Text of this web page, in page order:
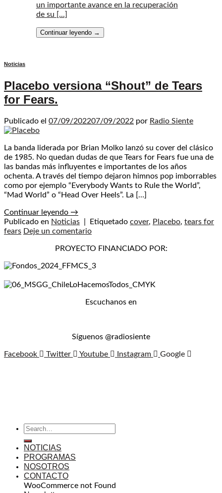
un importante avance en la recuperación
de su [...]
Continuar leyendo →
Noticias
Placebo versiona “Shout” de Tears
for Fears.
Publicado el 07/09/202207/09/2022 por Radio Siente
La banda liderada por Brian Molko lanzó su cover del clásico
de 1985. No quedan dudas de que Tears for Fears fue una de
las bandas más influyentes e importantes de los años
ochenta. A través del tiempo dejaron himnos pop imborrables
como por ejemplo “Everybody Wants to Rule the World”,
“Mad World” o “Head Over Heels”. La […]
Continuar leyendo →
Publicado en Noticias Etiquetado cover, Placebo, tears for
fears Deje un comentario
PROYECTO FINANCIADO POR:
Escuchanos en
Síguenos @radiosiente
Facebook Twitter Youtube Instagram Google
NOTICIAS
PROGRAMAS
NOSOTROS
CONTACTO
WooCommerce not Found